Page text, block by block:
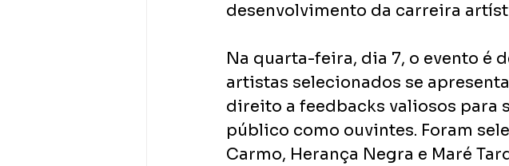
desenvolvimento da carreira
Na quarta-feira, dia 7, o evento é
artistas selecionados se
direito a feedbacks valiosos para
público como ouvintes. Foram
Carmo, Herança Negra e Maré